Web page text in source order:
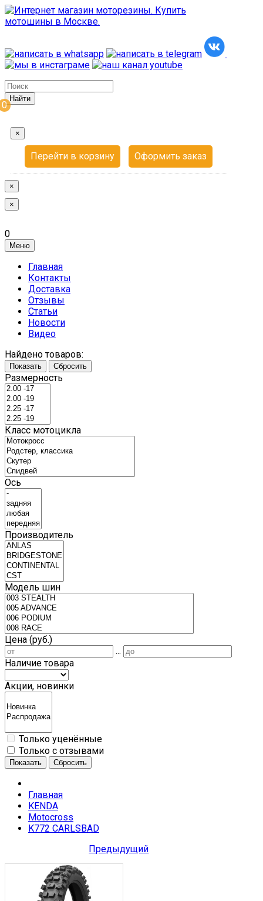
0
×
Перейти в корзину Оформить заказ
×
×
0
Меню
Главная
Контакты
Доставка
Отзывы
Статьи
Новости
Видео
Найдено товаров:
Показать Сбросить
Размерность
Класс мотоцикла
Ось
Производитель
Модель шин
Цена (руб.)
...
Наличие товара
Акции, новинки
Только уценённые
Только с отзывами
Показать Сбросить
Главная
KENDA
Motocross
K772 CARLSBAD
Предыдущий